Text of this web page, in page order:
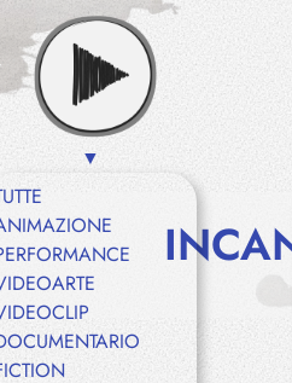
Gallerie
Notizie
Shop